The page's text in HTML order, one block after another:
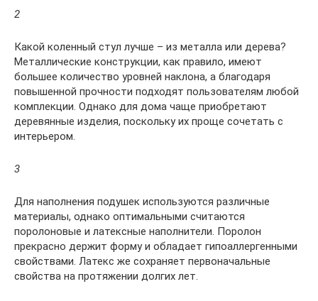
2
Какой коленный стул лучше – из металла или дерева?
Металлические конструкции, как правило, имеют
большее количество уровней наклона, а благодаря
повышенной прочности подходят пользователям любой
комплекции. Однако для дома чаще приобретают
деревянные изделия, поскольку их проще сочетать с
интерьером.
3
Для наполнения подушек используются различные
материалы, однако оптимальными считаются
поролоновые и латексные наполнители. Поролон
прекрасно держит форму и обладает гипоаллергенными
свойствами. Латекс же сохраняет первоначальные
свойства на протяжении долгих лет.